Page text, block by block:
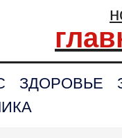
ЗДОРОВЬЕ